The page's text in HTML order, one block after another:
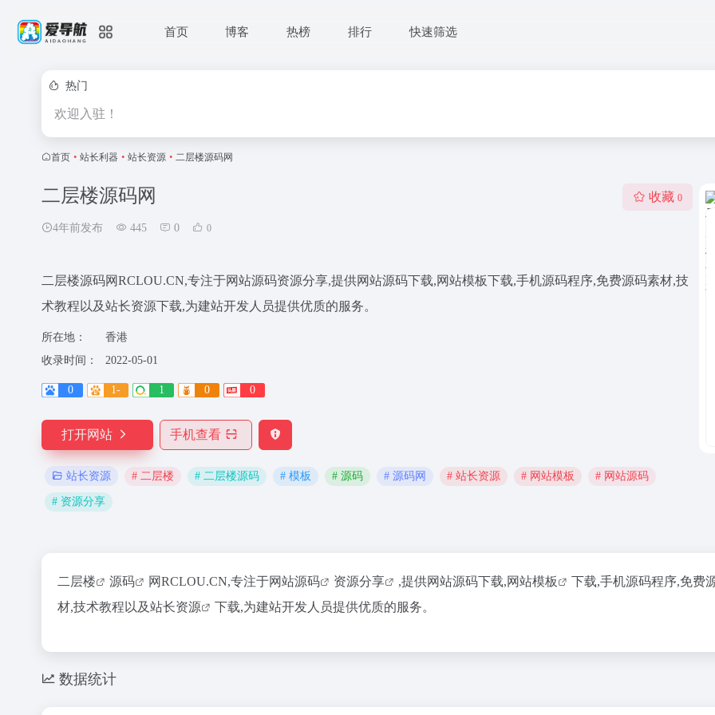
首页 博客 热榜 排行 快速筛选
热门
欢迎入驻！
首页 • 站长利器 • 站长资源 • 二层楼源码网
二层楼源码网
4年前发布 445 0 0
收藏 0
二层楼源码网RCLOU.CN,专注于网站源码资源分享,提供网站源码下载,网站模板下载,手机源码程序,免费源码素材,技
术教程以及站长资源下载,为建站开发人员提供优质的服务。
所在地：
香港
收录时间：
2022-05-01
0 1- 1 0 0
打开网站 手机查看
站长资源 # 二层楼 # 二层楼源码 # 模板 # 源码 # 源码网 # 站长资源 # 网站模板 # 网站源码
# 资源分享
二层楼 源码 网RCLOU.CN,专注于网站源码 资源分享 ,提供网站源码下载,网站模板
下载,手机源码程序,免费
材,技术教程以及站长资源 下载,为建站开发人员提供优质的服务。
数据统计